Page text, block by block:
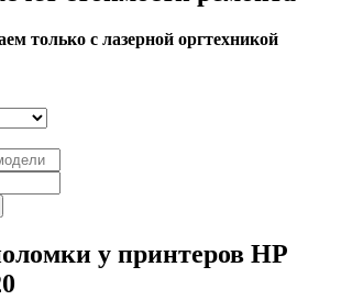
только с лазерной оргтехникой
у принтеров HP